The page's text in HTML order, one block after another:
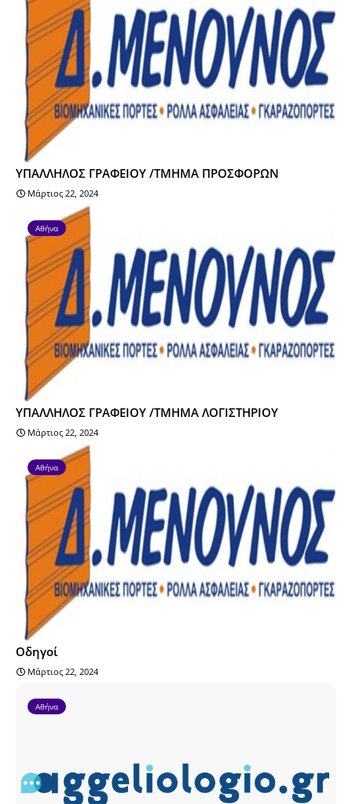
ΥΠΑΛΛΗΛΟΣ ΓΡΑΦΕΙΟΥ /ΤΜΗΜΑ ΠΡΟΣΦΟΡΩΝ
Μάρτιος 22, 2024
Αθήνα
ΥΠΑΛΛΗΛΟΣ ΓΡΑΦΕΙΟΥ /ΤΜΗΜΑ ΛΟΓΙΣΤΗΡΙΟΥ
Μάρτιος 22, 2024
Αθήνα
Οδηγοί
Μάρτιος 22, 2024
Αθήνα